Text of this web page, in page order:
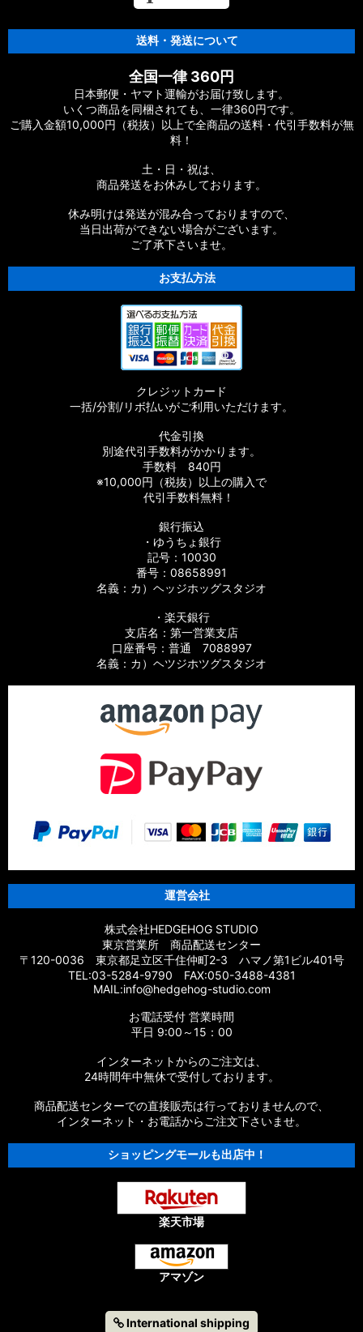
送料・発送について
全国一律 360円
日本郵便・ヤマト運輸がお届け致します。
いくつ商品を同梱されても、一律360円です。
ご購入金額10,000円（税抜）以上で全商品の送料・代引手数料が無
料！
土・日・祝は、
商品発送をお休みしております。
休み明けは発送が混み合っておりますので、
当日出荷ができない場合がございます。
ご了承下さいませ。
お支払方法
クレジットカード
一括/分割/リボ払いがご利用いただけます。
代金引換
別途代引手数料がかかります。
手数料 840円
※10,000円（税抜）以上の購入で
代引手数料無料！
銀行振込
・ゆうちょ銀行
記号：10030
番号：08658991
名義：カ）ヘッジホッグスタジオ
・楽天銀行
支店名：第一営業支店
口座番号：普通 7088997
名義：カ）ヘツジホツグスタジオ
運営会社
株式会社HEDGEHOG STUDIO
東京営業所 商品配送センター
〒120-0036 東京都足立区千住仲町2-3 ハマノ第1ビル401号
TEL:03-5284-9790 FAX:050-3488-4381
MAIL:info@hedgehog-studio.com
お電話受付 営業時間
平日 9:00～15：00
インターネットからのご注文は、
24時間年中無休で受付しております。
商品配送センターでの直接販売は行っておりませんので、
インターネット・お電話からご注文下さいませ。
ショッピングモールも出店中！
楽天市場
アマゾン
International shipping